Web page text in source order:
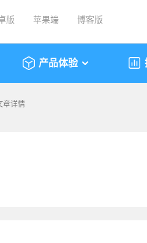
版 苹果端 博客版
产品体验
章详情